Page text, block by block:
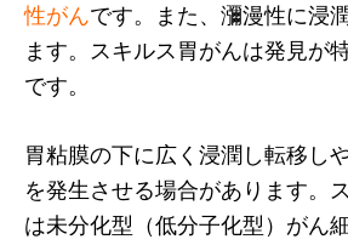
性がんです。また、瀰漫性に浸
ます。スキルス胃がんは発見が
です。
胃粘膜の下に広く浸潤し転移し
を発生させる場合があります。
は未分化型（低分子化型）がん